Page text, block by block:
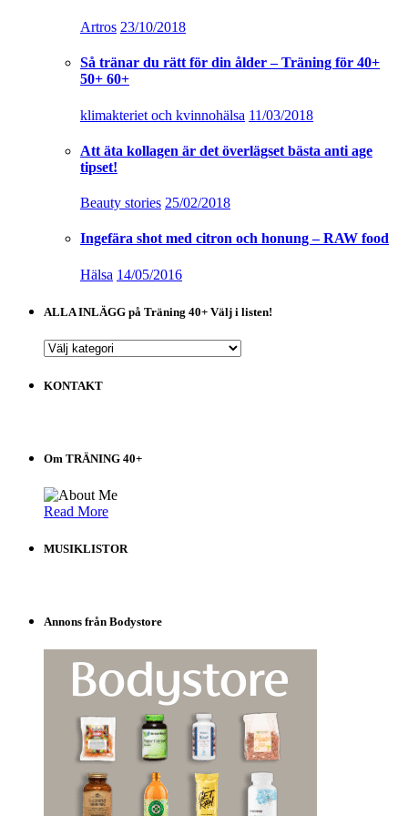
Artros 23/10/2018
Så tränar du rätt för din ålder – Träning för 40+
50+ 60+
klimakteriet och kvinnohälsa 11/03/2018
Att äta kollagen är det överlägset bästa anti age
tipset!
Beauty stories 25/02/2018
Ingefära shot med citron och honung – RAW food
Hälsa 14/05/2016
ALLA INLÄGG på Träning 40+ Välj i listen!
ALLA
på
listen!
KONTAKT
Om TRÄNING 40+
Read More
MUSIKLISTOR
Annons från Bodystore